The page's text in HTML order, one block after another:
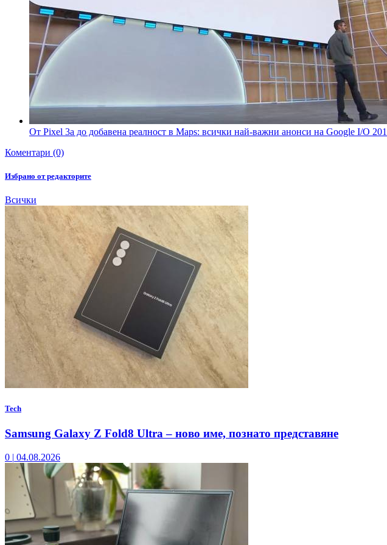
От Pixel 3a до добавена реалност в Maps: всички най-важни анонси на Google I/O
Коментари (0)
Избрано от редакторите
Всички
Tech
Samsung Galaxy Z Fold8 Ultra – ново име, познато представяне
0 | 04.08.2026